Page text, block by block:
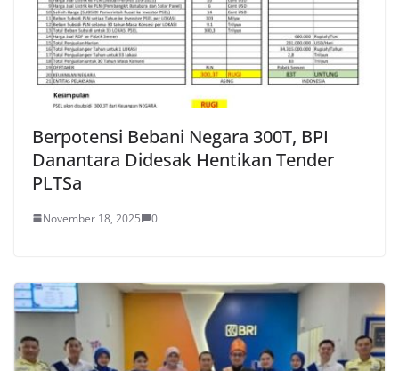
Berpotensi Bebani Negara 300T, BPI
Danantara Didesak Hentikan Tender
PLTSa
November 18, 2025 0